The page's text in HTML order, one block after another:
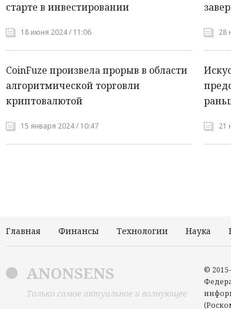
старте в инвестировании
18 июня 2024 / 11:06
CoinFuze произвела прорыв в области
алгоритмической торговли
криптовалютой
15 января 2024 / 10:47
28
21
Главная Финансы Технологии Наука
ANONSENS
Только самое актуальное и волнующее
©